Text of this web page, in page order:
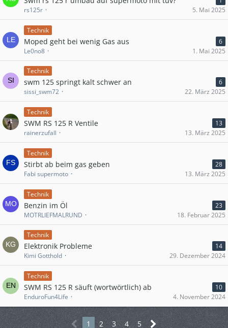
rs125r
5. Mai 2025
Technik
Moped geht bei wenig Gas aus
6
Le0no8
1. Mai 2025
Technik
swm 125 springt kalt schwer an
6
sissi_swm72
22. März 2025
Technik
SWM RS 125 R Ventile
13
rainerzufall
13. März 2025
Technik
Stirbt ab beim gas geben
28
Fabi supermoto
13. März 2025
Technik
Benzin im Öl
23
MOTRLIEFMALRUND
18. Februar 2025
Technik
Elektronik Probleme
14
Kimi Gotthold
29. Dezember 2024
Technik
SWM RS 125 R säuft (wortwörtlich) ab
10
EnduroFun4Life
4. November 2024
1 2 3 4 5